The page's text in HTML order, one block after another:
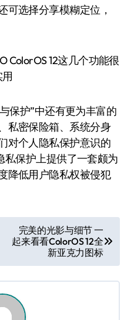
选择分享模糊定位，
保护”中还有更为丰富的
私密保险箱、系统分身
对个人隐私保护意识的
私保护上提供了一套颇为
降低用户隐私权被侵犯
完美的光影与细节 一
起来看看ColorOS 12全
新亚克力图标